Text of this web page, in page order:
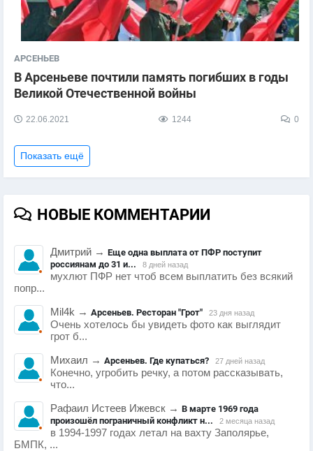
АРСЕНЬЕВ
В Арсеньеве почтили память погибших в годы
Великой Отечественной войны
22.06.2021 1244 0
Показать ещё
НОВЫЕ КОММЕНТАРИИ
Дмитрий → Еще одна выплата от ПФР поступит
россиянам до 31 и...
8 дней назад
мухлют ПФР нет чтоб всем выплатить без всякий
попр...
Mil4k → Арсеньев. Ресторан "Грот" 23 дня назад
Очень хотелось бы увидеть фото как выглядит
грот б...
Михаил → Арсеньев. Где купаться? 27 дней назад
Конечно, угробить речку, а потом рассказывать,
что...
Рафаил Истеев Ижевск → В марте 1969 года
произошёл пограничный конфликт н...
2 месяца назад
в 1994-1997 годах летал на вахту Заполярье,
БМПК, ...